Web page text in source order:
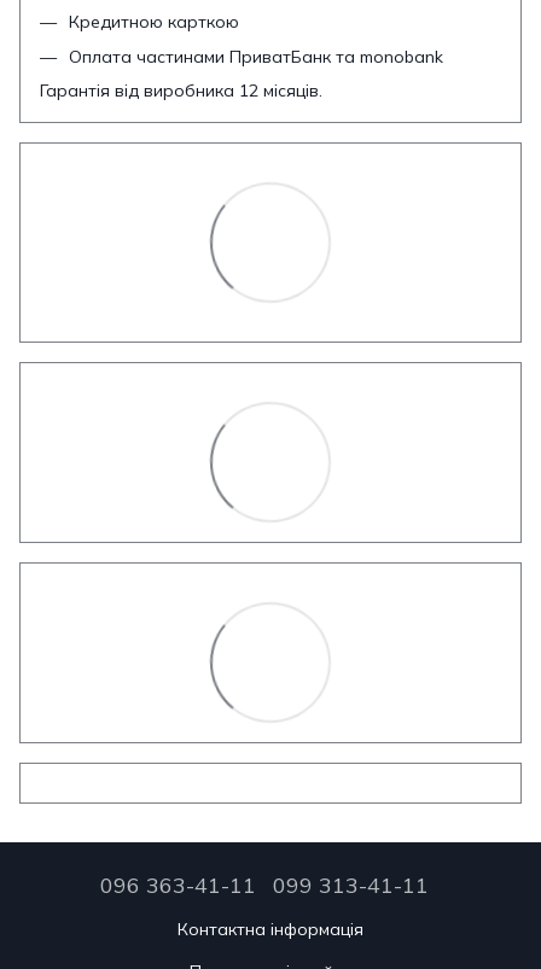
Кредитною карткою
Оплата частинами ПриватБанк та monobank
Гарантія від виробника 12 місяців.
096 363-41-11 099 313-41-11
Контактна інформація